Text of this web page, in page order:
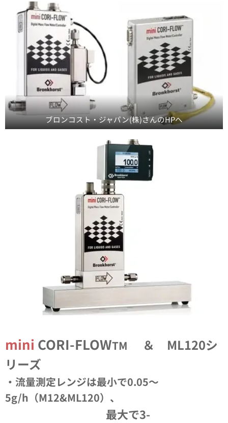
ブロンコスト・ジャパン(株)さんのHPへ
mini CORI-FLOWTM
＆ ML120シ
リーズ
・流量測定レンジは最小で0.05～
5g/h（M12&ML120）、
最大で3-